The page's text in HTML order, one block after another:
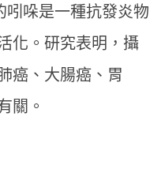
吲哚是一種抗發炎物
化。研究表明，攝
癌、大腸癌、胃
關。